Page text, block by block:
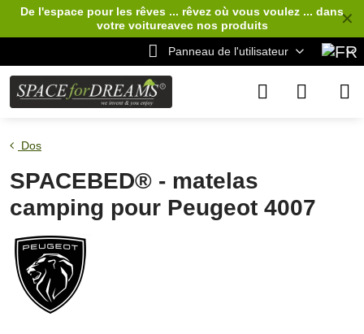
✕
De l'espace pour les rêves ... rêvez où vous voulez ... dans
votre voitureavec nos produits
Panneau de l'utilisateur
Dos
SPACEBED® - matelas
camping pour Peugeot 4007